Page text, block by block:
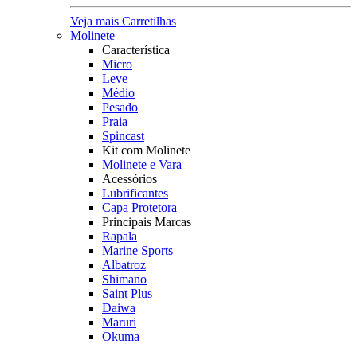
Veja mais Carretilhas
Molinete
Característica
Micro
Leve
Médio
Pesado
Praia
Spincast
Kit com Molinete
Molinete e Vara
Acessórios
Lubrificantes
Capa Protetora
Principais Marcas
Rapala
Marine Sports
Albatroz
Shimano
Saint Plus
Daiwa
Maruri
Okuma